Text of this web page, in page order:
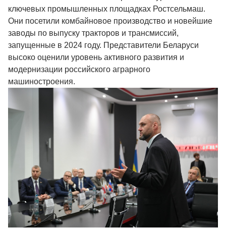
ключевых промышленных площадках Ростсельмаш.
Они посетили комбайновое производство и новейшие
заводы по выпуску тракторов и трансмиссий,
запущенные в 2024 году. Представители Беларуси
высоко оценили уровень активного развития и
модернизации российского аграрного
машиностроения.